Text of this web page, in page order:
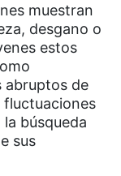
muestran
desgano o
estos
abruptos de
fluctuaciones
búsqueda
sus